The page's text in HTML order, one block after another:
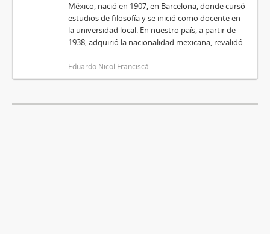
México, nació en 1907, en Barcelona, donde cursó
estudios de filosofía y se inició como docente en
la universidad local. En nuestro país, a partir de
1938, adquirió la nacionalidad mexicana, revalidó
...
Eduardo Nicol Franciscá